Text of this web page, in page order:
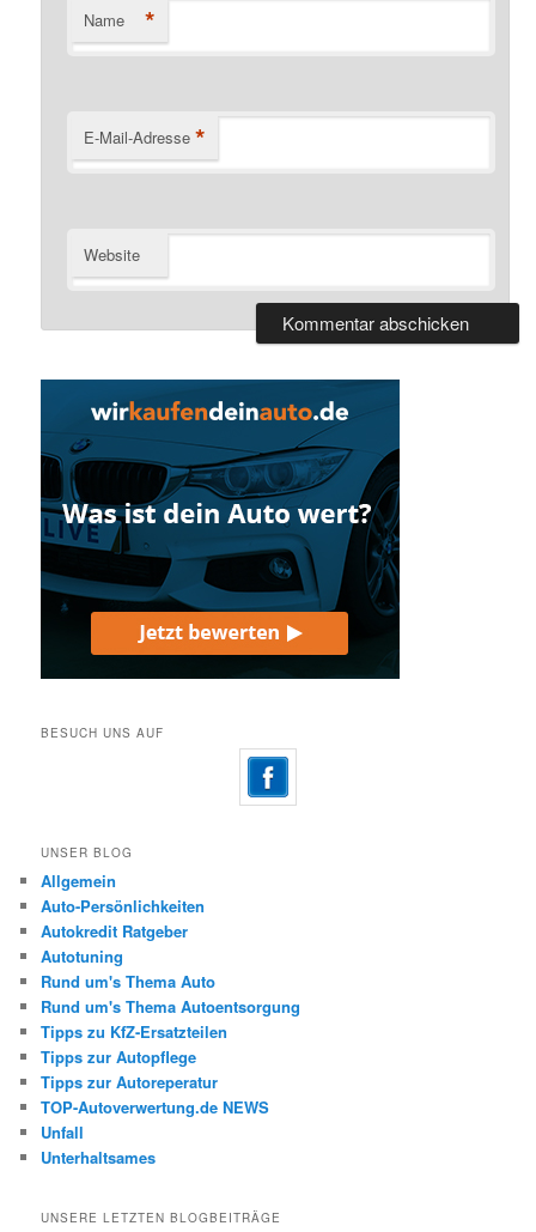
Name *
E-Mail-Adresse *
Website
BESUCH UNS AUF
UNSER BLOG
Allgemein
Auto-Persönlichkeiten
Autokredit Ratgeber
Autotuning
Rund um's Thema Auto
Rund um's Thema Autoentsorgung
Tipps zu KfZ-Ersatzteilen
Tipps zur Autopflege
Tipps zur Autoreperatur
TOP-Autoverwertung.de NEWS
Unfall
Unterhaltsames
UNSERE LETZTEN BLOGBEITRÄGE